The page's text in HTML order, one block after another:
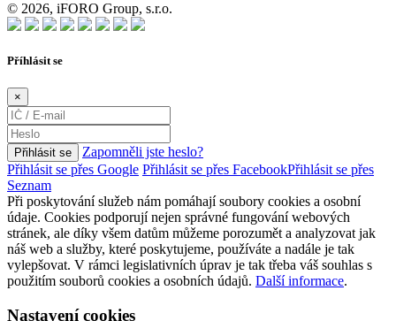
© 2026, iFORO Group, s.r.o.
Příhlásit se
×
Přihlásit se
Zapomněli jste heslo?
Přihlásit se přes Google Přihlásit se přes FacebookPřihlásit se přes
Seznam
Při poskytování služeb nám pomáhají soubory cookies a osobní
údaje. Cookies podporují nejen správné fungování webových
stránek, ale díky všem datům můžeme porozumět a analyzovat jak
náš web a služby, které poskytujeme, používáte a nadále je tak
vylepšovat. V rámci legislativních úprav je tak třeba váš souhlas s
použitím souborů cookies a osobních údajů. Další informace.
Nastavení cookies